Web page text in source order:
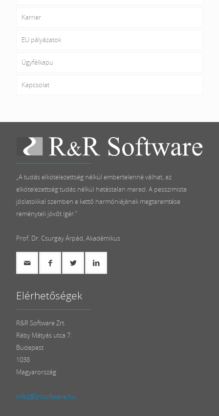
Karrier
EU pályázatok
Ügyfélkapu
Kapcsolat
„A tudás elkötelezettség nélkül embertelenné válhat, az
elkötelezettség tudás nélkül hatástalan marad. A pesszimista
jóslatokkal szemben e kettő harmóniájának megteremtése
reményteli jövőt ígér.”
Prof. Dr. Csurgay Árpád, Akadémikus
Elérhetőségek
R&R Software Zrt.
Ráby Mátyás utca 7.
Budapest
1038
Magyarország
info[@]rrsoftware.hu